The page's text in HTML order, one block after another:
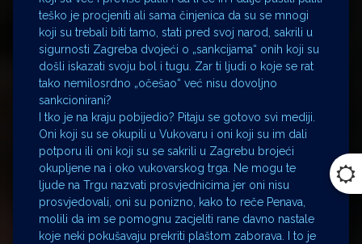
teško je procjeniti ali sama činjenica da su se mnogi
koji su trebali biti tamo, stati pred svoj narod, sakrili u
sigurnosti Zagreba dvojeći o „sankcijama“ onih koji su
došli iskazati svoju bol i tugu. Zar ti ljudi o koje se rat
tako nemilosrdno „očešao“ već nisu dovoljno
sankcionirani?
I tko je na kraju pobijedio? Pitaju se gotovo svi mediji.
Oni koji su se okupili u Vukovaru i oni koji su im dali
potporu ili oni koji su se sakrili u Zagrebu brojeći
okupljene na i oko vukovarskog trga. Ne mogu te
ljude na Trgu nazvati prosvjednicima jer oni nisu
prosvjedovali, oni su ponizno, kako to reče Penava,
molili da im se pomognu zacjeliti rane davno nastale
koje neki pokušavaju prekriti plaštom zaborava. I to je